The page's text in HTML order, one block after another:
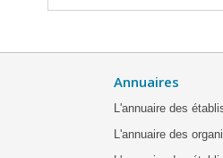
Annuaires
L'annuaire des
L'annuaire des